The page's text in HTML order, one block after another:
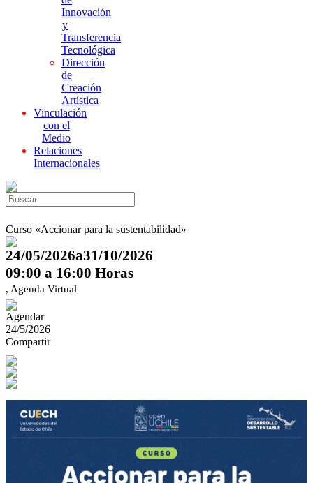
Innovación
y
Transferencia
Tecnológica
Dirección
de
Creación
Artística
Vinculación
con el
Medio
Relaciones
Internacionales
Curso «Accionar para la sustentabilidad»
24/05/2026a31/10/2026
09:00 a 16:00 Horas
, Agenda Virtual
Agendar
24/5/2026
Compartir